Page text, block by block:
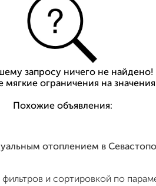
запросу ничего не найдено!
мягкие ограничения на
Похожие объявления:
отоплением в
и сортировкой по